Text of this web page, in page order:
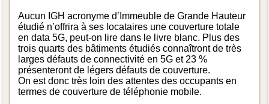
Aucun IGH acronyme d’Immeuble de Grande Hauteur
étudié n’offrira à ses locataires une couverture totale
en data 5G, peut-on lire dans le livre blanc. Plus des
trois quarts des bâtiments étudiés connaîtront de très
larges défauts de connectivité en 5G et 23 %
présenteront de légers défauts de couverture.
On est donc très loin des attentes des occupants en
termes de couverture de téléphonie mobile.